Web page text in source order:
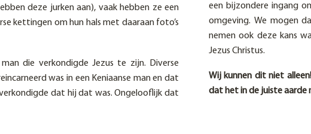
deze jurken aan), vaak hebben ze een
kettingen om hun hals met daaraan foto’s
die verkondigde Jezus te zijn. Diverse
was in een Keniaanse man en dat
dat hij dat was. Ongelooflijk dat
een bijzondere ingang
omgeving. We mogen
nemen ook deze kans
Jezus Christus.
Wij kunnen dit niet
dat het in de juiste aarde